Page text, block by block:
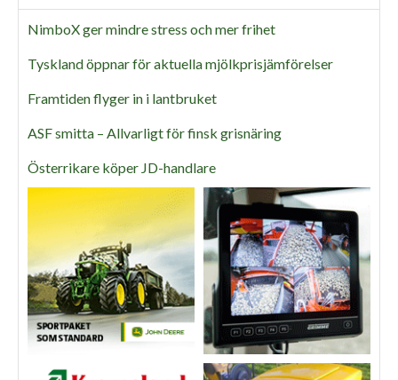
NimboX ger mindre stress och mer frihet
Tyskland öppnar för aktuella mjölkprisjämförelser
Framtiden flyger in i lantbruket
ASF smitta – Allvarligt för finsk grisnäring
Österrikare köper JD-handlare